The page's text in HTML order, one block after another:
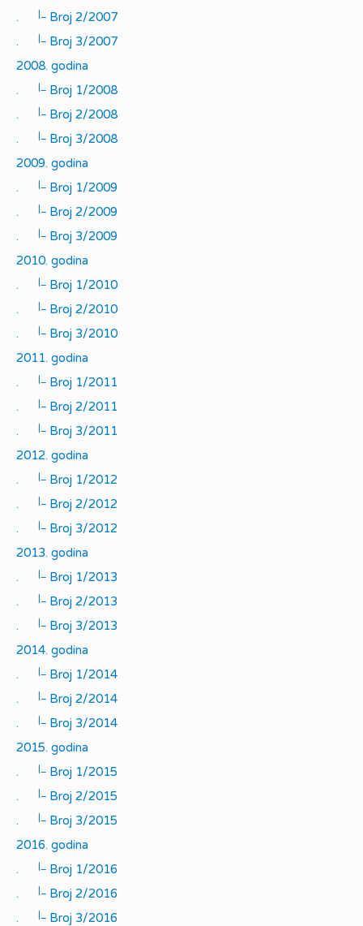
. |_
Broj 2/2007
.
|_
Broj 3/2007
2008. godina
.
|_
Broj 1/2008
.
|_
Broj 2/2008
.
|_
Broj 3/2008
2009. godina
.
|_
Broj 1/2009
.
|_
Broj 2/2009
.
|_
Broj 3/2009
2010. godina
.
|_
Broj 1/2010
.
|_
Broj 2/2010
.
|_
Broj 3/2010
2011. godina
.
|_
Broj 1/2011
.
|_
Broj 2/2011
.
|_
Broj 3/2011
2012. godina
.
|_
Broj 1/2012
.
|_
Broj 2/2012
.
|_
Broj 3/2012
2013. godina
.
|_
Broj 1/2013
.
|_
Broj 2/2013
.
|_
Broj 3/2013
2014. godina
.
|_
Broj 1/2014
.
|_
Broj 2/2014
.
|_
Broj 3/2014
2015. godina
.
|_
Broj 1/2015
.
|_
Broj 2/2015
.
|_
Broj 3/2015
2016. godina
.
|_
Broj 1/2016
.
|_
Broj 2/2016
.
|_
Broj 3/2016